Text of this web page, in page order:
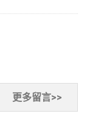
更多留言>>